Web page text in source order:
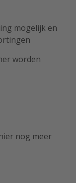
mogelijk en
worden
nog meer